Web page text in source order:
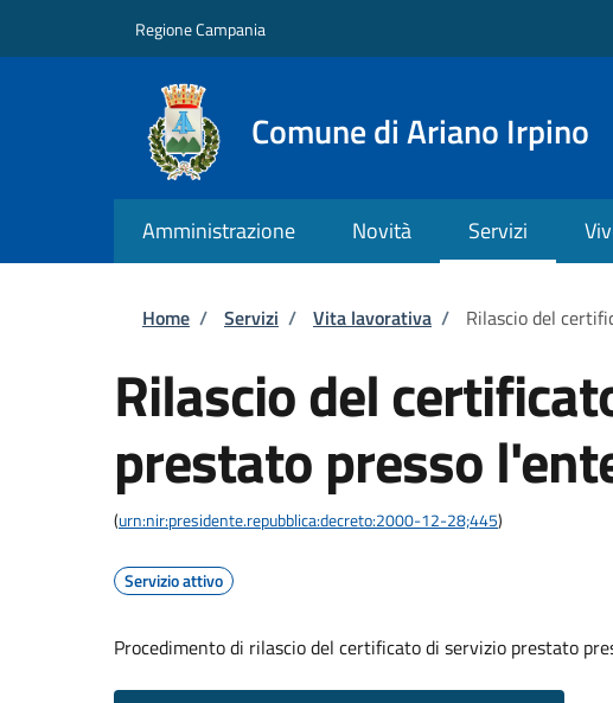
Regione Campania
Comune di Ariano Irpino
Amministrazione Novità Servizi
Briciole di pane
Home / Servizi / Vita lavorativa / Rilascio del
Rilascio del
prestato presso
(urn:nir:presidente.repubblica:decreto:2000-12-28;445)
Servizio attivo
Procedimento di rilascio del certificato di servizio prestato